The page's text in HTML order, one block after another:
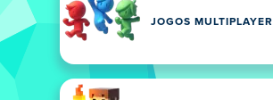
JOGOS MULTIPLAYER